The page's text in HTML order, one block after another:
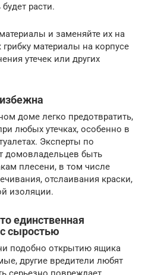
расти.
и заменяйте их на
материалы на корпусе
утечек или других
доме легко предотвратить,
любых утечках, особенно в
Эксперты по
домовладельцев быть
плесени, в том числе
отслаивания краски,
изоляции.
единственная
сыростью
подобно открытию ящика
другие вредители любят